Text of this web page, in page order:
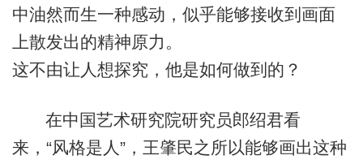
中油然而生一种感动，似乎能够接收到画面
上散发出的精神原力。
这不由让人想探究，他是如何做到的？
在中国艺术研究院研究员郎绍君看
来，“风格是人”，王肇民之所以能够画出这种